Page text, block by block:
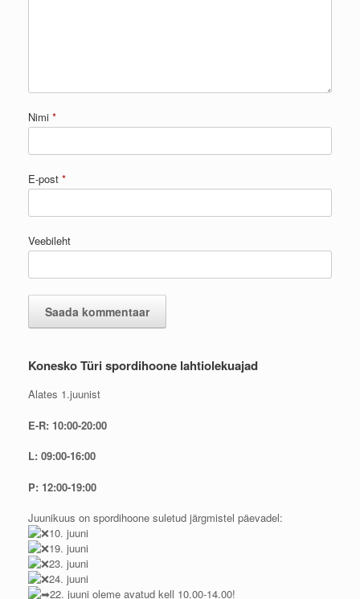
Nimi *
E-post *
Veebileht
Konesko Türi spordihoone lahtiolekuajad
Alates 1.juunist
E-R: 10:00-20:00
L: 09:00-16:00
P: 12:00-19:00
Juunikuus on spordihoone suletud järgmistel päevadel:
10. juuni
19. juuni
23. juuni
24. juuni
22. juuni oleme avatud kell 10.00-14.00!